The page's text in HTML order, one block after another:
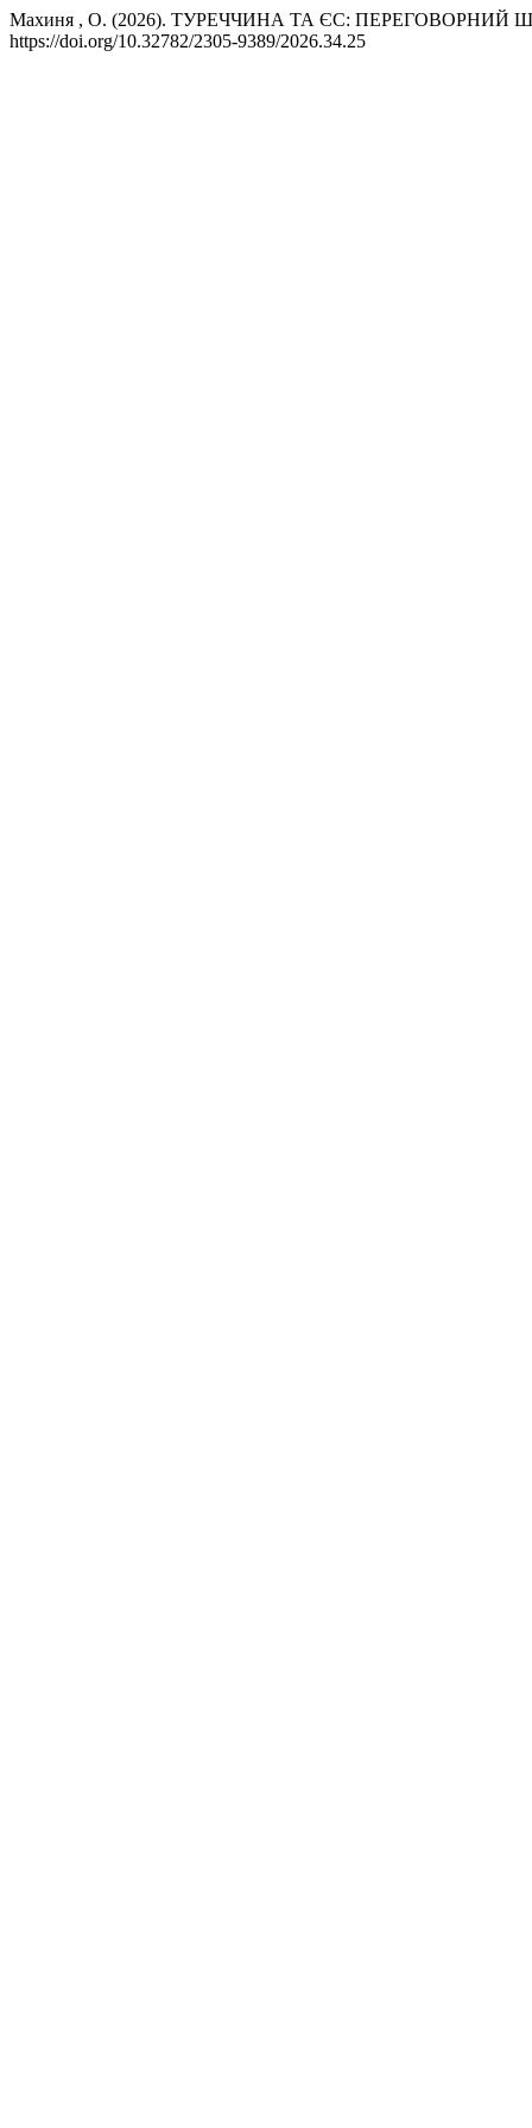
Махиня , О. (2026). ТУРЕЧЧИНА ТА ЄС: ПЕРЕГОВОРНИЙ
https://doi.org/10.32782/2305-9389/2026.34.25